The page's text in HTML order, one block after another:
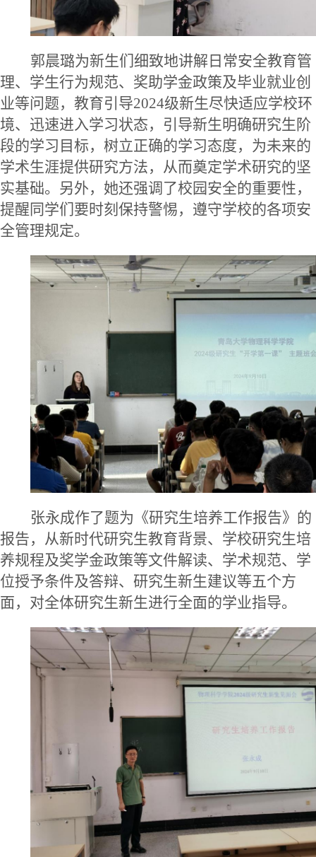
郭晨璐为新生们细致地讲解日常安全教育管
理、学生行为规范、奖助学金政策及毕业就业创
业等问题，教育引导2024级新生尽快适应学校环
境、迅速进入学习状态， 引导新生明确研究生阶
段的学习目标，树立正确的学习态度，为未来的
学术生涯提供研究方法，从而奠定学术研究的坚
实基础。 另外，她还强调了校园安全的重要性，
提醒同学们要时刻保持警惕，遵守学校的各项安
全管理规定。
张永成作了题为《研究生培养工作报告》的
报告，从新时代研究生教育背景、学校研究生培
养规程及奖学金政策等文件解读、学术规范、学
位授予条件及答辩、研究生新生建议等五个方
面，对全体研究生新生进行全面的学业指导。